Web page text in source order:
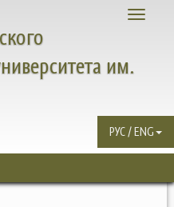
Toggle
им.
РУС / ENG